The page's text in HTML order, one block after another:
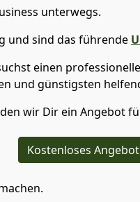
unterwegs.
und sind das führende
einen
und günstigsten
wir Dir ein Angebot
Kostenloses